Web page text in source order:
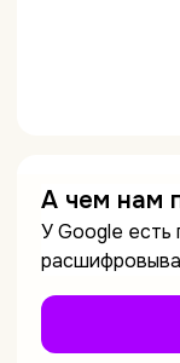
А чем нам
У Google